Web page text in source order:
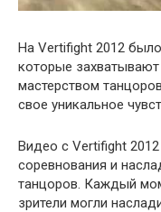
На Vertifight 2012
которые захватывают
мастерством
свое уникальное
Видео с Vertifight
соревнования и
танцоров. Каждый
зрители могли